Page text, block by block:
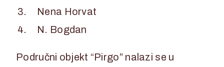
3.
Nena Horvat
4.
N. Bogdan
Područni objekt “Pirgo” nalazi se u